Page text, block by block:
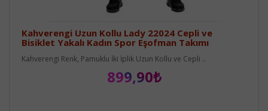
Kahverengi Uzun Kollu Lady 22024 Cepli ve
Bisiklet Yakalı Kadın Spor Eşofman Takımı
Kahverengi Renk, Pamuklu İki İplik Uzun Kollu ve Cepli ..
899,90₺